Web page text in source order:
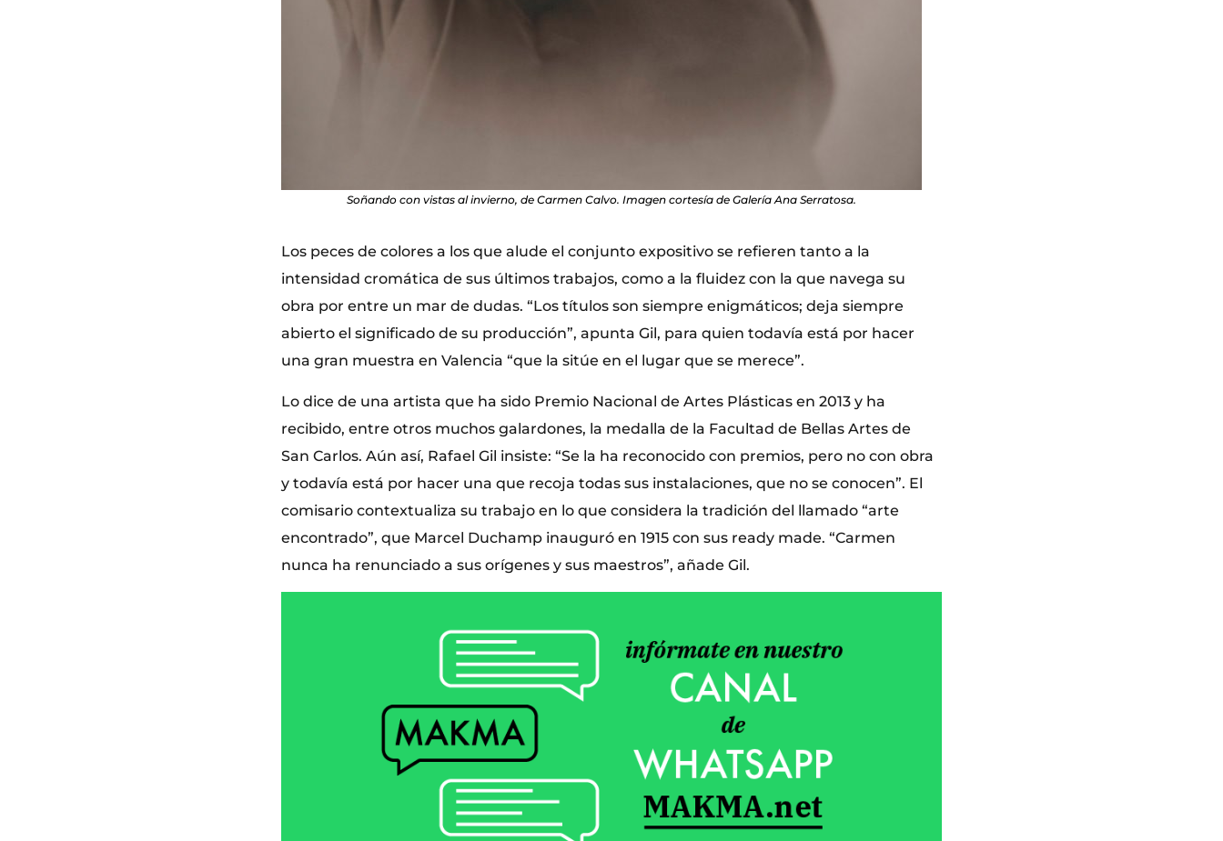
Soñando con vistas al invierno, de Carmen Calvo. Imagen cortesía de Galería Ana Serratosa.
Los peces de colores a los que alude el conjunto expositivo se refieren tanto a la
intensidad cromática de sus últimos trabajos, como a la fluidez con la que navega su
obra por entre un mar de dudas. “Los títulos son siempre enigmáticos; deja siempre
abierto el significado de su producción”, apunta Gil, para quien todavía está por hacer
una gran muestra en Valencia “que la sitúe en el lugar que se merece”.
Lo dice de una artista que ha sido Premio Nacional de Artes Plásticas en 2013 y ha
recibido, entre otros muchos galardones, la medalla de la Facultad de Bellas Artes de
San Carlos. Aún así, Rafael Gil insiste: “Se la ha reconocido con premios, pero no con obra
y todavía está por hacer una que recoja todas sus instalaciones, que no se conocen”. El
comisario contextualiza su trabajo en lo que considera la tradición del llamado “arte
encontrado”, que Marcel Duchamp inauguró en 1915 con sus ready made. “Carmen
nunca ha renunciado a sus orígenes y sus maestros”, añade Gil.